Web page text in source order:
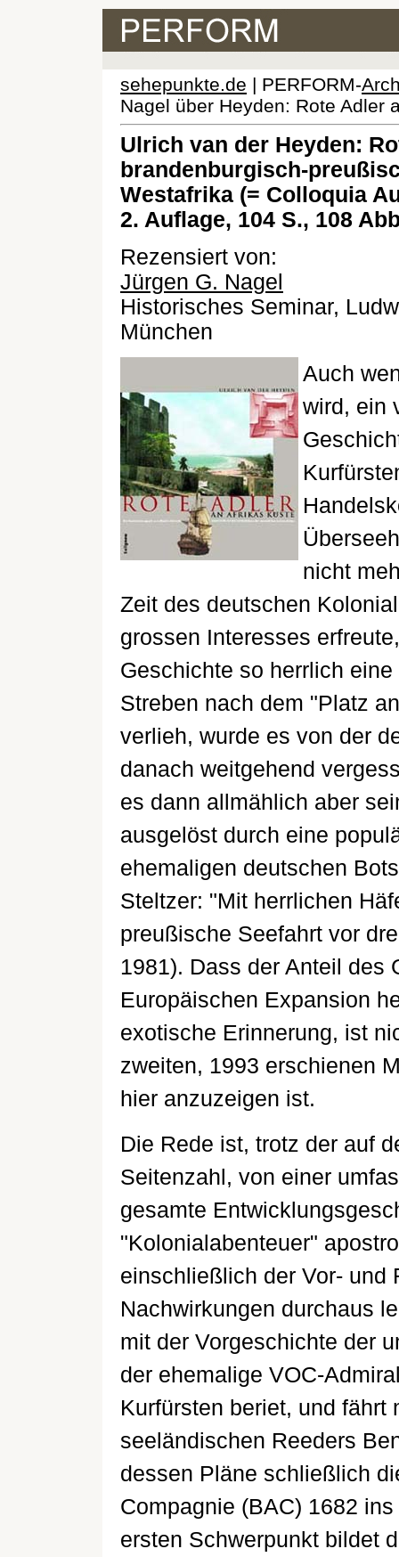
sehepunkte.de | PERFORM-
Nagel über Heyden: Rote Adler
Ulrich van der Heyden:
brandenburgisch-
Westafrika (= Colloquia
2. Auflage, 104 S., 108
Rezensiert von:
Jürgen G. Nagel
Historisches Seminar,
München
Auch
wird, ein
nicht
Zeit des deutschen
grossen Interesses
Geschichte so herrlich
Streben nach dem "Platz
verlieh, wurde es von der
danach weitgehend
es dann allmählich aber
ausgelöst durch eine
ehemaligen deutschen
Steltzer: "Mit herrlichen
preußische Seefahrt vor
1981). Dass der Anteil des
Europäischen Expansion
exotische Erinnerung, ist
zweiten, 1993 erschienen
hier anzuzeigen ist.
Die Rede ist, trotz der auf
Seitenzahl, von einer
gesamte
"Kolonialabenteuer"
einschließlich der Vor- und
Nachwirkungen durchaus
mit der Vorgeschichte der
der ehemalige VOC-
Kurfürsten beriet, und fährt
seeländischen Reeders
dessen Pläne schließlich
Compagnie (BAC) 1682
ersten Schwerpunkt bildet